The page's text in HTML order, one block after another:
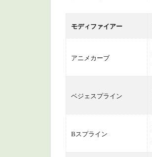
情
報
ま
モディファイアー
アニメカーブ
ベジェスプライン
Bスプライン